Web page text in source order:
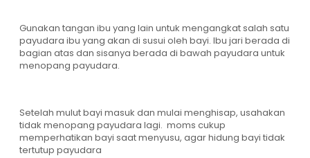
Gunakan tangan ibu yang lain untuk mengangkat salah satu
payudara ibu yang akan di susui oleh bayi. Ibu jari berada di
bagian atas dan sisanya berada di bawah payudara untuk
menopang payudara.
Setelah mulut bayi masuk dan mulai menghisap, usahakan
tidak menopang payudara lagi. moms cukup
memperhatikan bayi saat menyusu, agar hidung bayi tidak
tertutup payudara